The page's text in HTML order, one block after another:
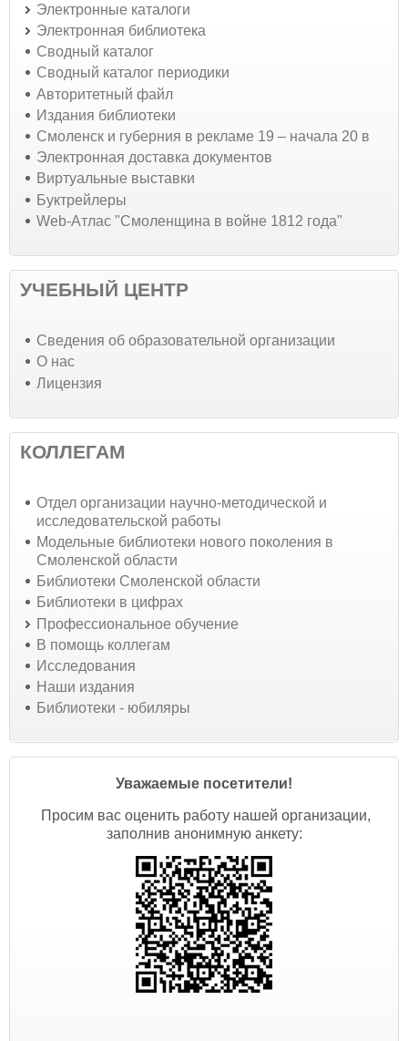
Электронные каталоги
Электронная библиотека
Сводный каталог
Сводный каталог периодики
Авторитетный файл
Издания библиотеки
Смоленск и губерния в рекламе 19 – начала 20 в
Электронная доставка документов
Виртуальные выставки
Буктрейлеры
Web-Атлас "Смоленщина в войне 1812 года"
УЧЕБНЫЙ ЦЕНТР
Cведения об образовательной организации
О нас
Лицензия
КОЛЛЕГАМ
Отдел организации научно-методической и
исследовательской работы
Модельные библиотеки нового поколения в
Смоленской области
Библиотеки Смоленской области
Библиотеки в цифрах
Профессиональное обучение
В помощь коллегам
Исследования
Наши издания
Библиотеки - юбиляры
Уважаемые посетители!
Просим вас оценить работу нашей организации,
заполнив анонимную анкету: